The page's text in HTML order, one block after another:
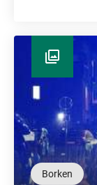
Borken